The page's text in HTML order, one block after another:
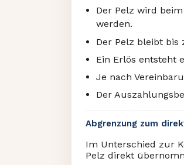
Der Pelz wird
werden.
Der Pelz bleibt bis
Ein Erlös entsteht
Je nach
Der
Abgrenzung zum
Im Unterschied zur
Pelz direkt